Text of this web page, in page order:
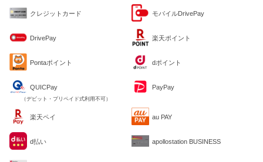
クレジットカード モバイルDrivePay
DrivePay 楽天ポイント
Pontaポイント dポイント
QUICPay
（デビット・プリペイド式利用不可）
PayPay
楽天ペイ au PAY
d払い apollostation BUSINESS